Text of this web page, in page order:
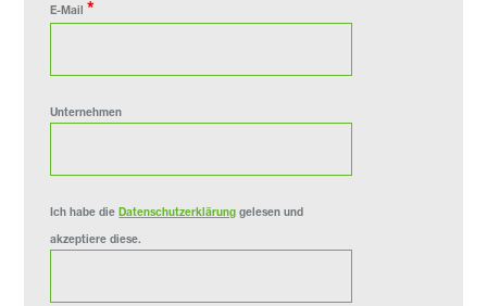
E-Mail *
Unternehmen
Ich habe die Datenschutzerklärung gelesen und
akzeptiere diese.